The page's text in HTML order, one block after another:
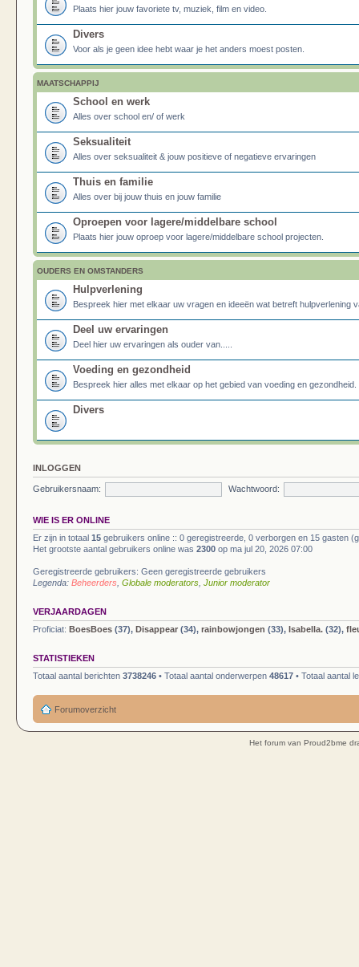
Plaats hier jouw favoriete tv, muziek, film en video.
Divers
Voor als je geen idee hebt waar je het anders moest posten.
MAATSCHAPPIJ
School en werk
Alles over school en/ of werk
Seksualiteit
Alles over seksualiteit & jouw positieve of negatieve ervaringen
Thuis en familie
Alles over bij jouw thuis en jouw familie
Oproepen voor lagere/middelbare school
Plaats hier jouw oproep voor lagere/middelbare school projecten.
OUDERS EN OMSTANDERS
Hulpverlening
Bespreek hier met elkaar uw vragen en ideeën wat betreft hulpverlening
Deel uw ervaringen
Deel hier uw ervaringen als ouder van.....
Voeding en gezondheid
Bespreek hier alles met elkaar op het gebied van voeding en gezondheid.
Divers
INLOGGEN
Gebruikersnaam: Wachtwoord:
WIE IS ER ONLINE
Er zijn in totaal 15 gebruikers online :: 0 geregistreerde, 0 verborgen en 15 gasten
Het grootste aantal gebruikers online was 2300 op ma jul 20, 2026 07:00
Geregistreerde gebruikers: Geen geregistreerde gebruikers
Legenda: Beheerders Globale moderators Junior moderator
VERJAARDAGEN
Proficiat: BoesBoes (37), Disappear (34), rainbowjongen (33), Isabella. (32),
STATISTIEKEN
Totaal aantal berichten 3738246 • Totaal aantal onderwerpen 48617 • Totaal aantal
Forumoverzicht
Het forum van Proud2bme